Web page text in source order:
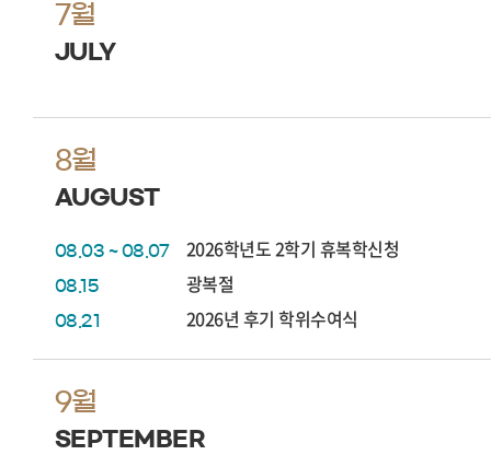
7월
JULY
8월
AUGUST
08.03 ~ 08.07 2026학년도 2학기 휴복학신청
08.15 광복절
08.21 2026년 후기 학위수여식
9월
SEPTEMBER